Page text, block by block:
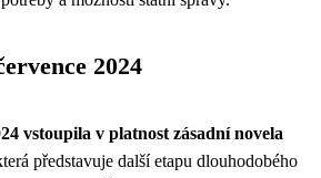
2024
vstoupila v platnost zásadní novela
představuje další etapu dlouhodobého